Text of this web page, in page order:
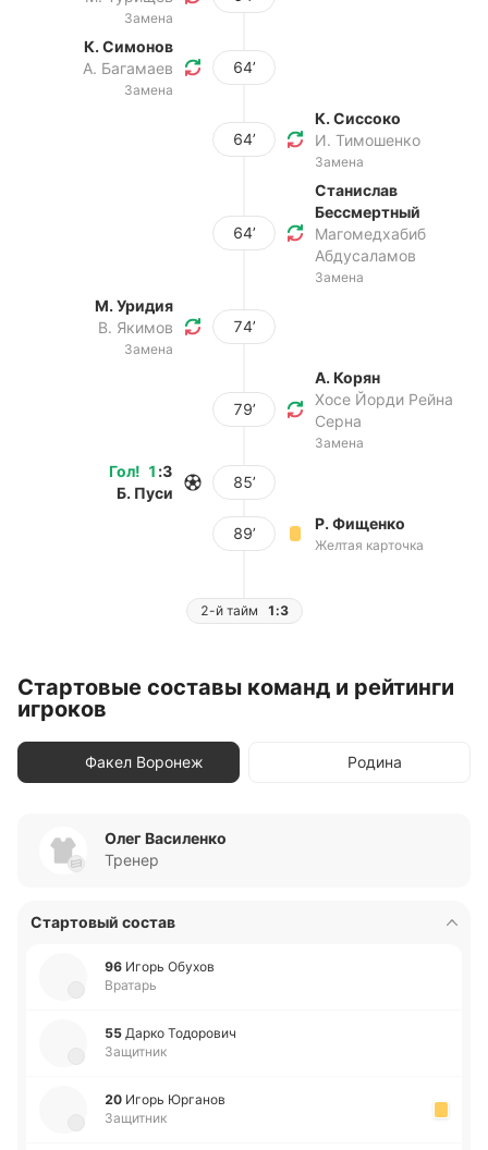
Замена
К. Симонов
А. Багамаев
Замена
64’
64’
К. Сиссоко
И. Тимошенко
Замена
64’
Станислав
Бессмертный
Магомедхабиб
Абдусаламов
Замена
М. Уридия
В. Якимов
Замена
74’
79’
А. Корян
Хосе Йорди Рейна
Серна
Замена
Гол! 1 :3
Б. Пуси
85’
89’
Р. Фищенко
Желтая карточка
2-й тайм 1:3
Стартовые составы команд и рейтинги
игроков
Факел Воронеж Родина
Олег Василенко
Тренер
Стартовый состав
96 Игорь Обухов
Вратарь
55 Дарко То­до­ро­вич
Защитник
20 Игорь Юрга­нов
Защитник